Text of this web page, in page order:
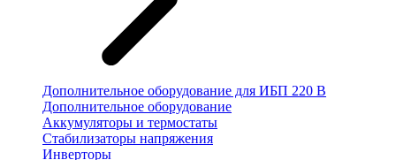
Дополнительное оборудование для ИБП 220 В
Дополнительное оборудование
Аккумуляторы и термостаты
Стабилизаторы напряжения
Инверторы